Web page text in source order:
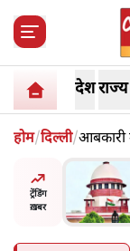
देशराज्य
होम/दिल्ली/आबकारी
बढ़ेंगी?
ट्रेंडिंग
ख़बर
न
सुने':